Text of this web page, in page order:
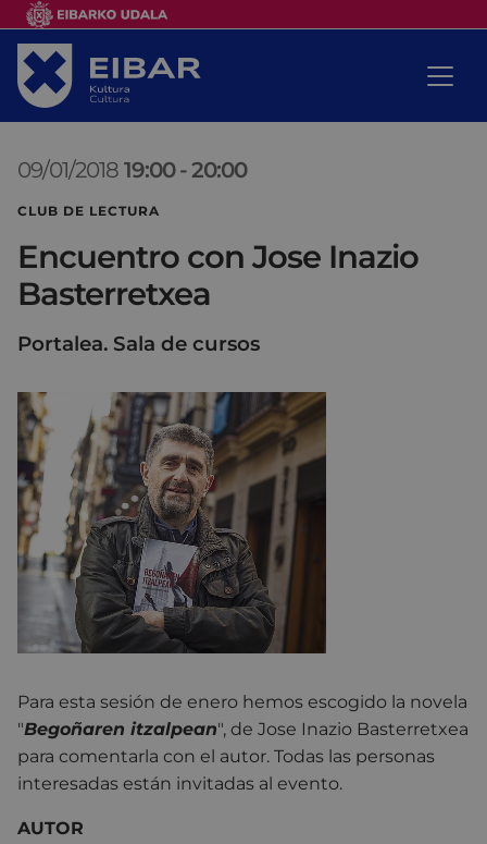
09/01/2018 19:00 -20:00
CLUB DE LECTURA
Encuentro con Jose Inazio
Basterretxea
Portalea. Sala de cursos
Para esta sesión de enero hemos escogido la novela
"Begoñaren itzalpean", de Jose Inazio Basterretxea
para comentarla con el autor. Todas las personas
interesadas están invitadas al evento.
AUTOR